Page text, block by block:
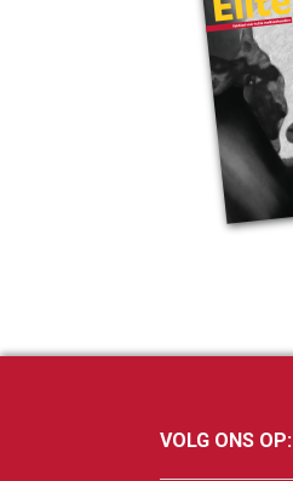
VOLG ONS OP: